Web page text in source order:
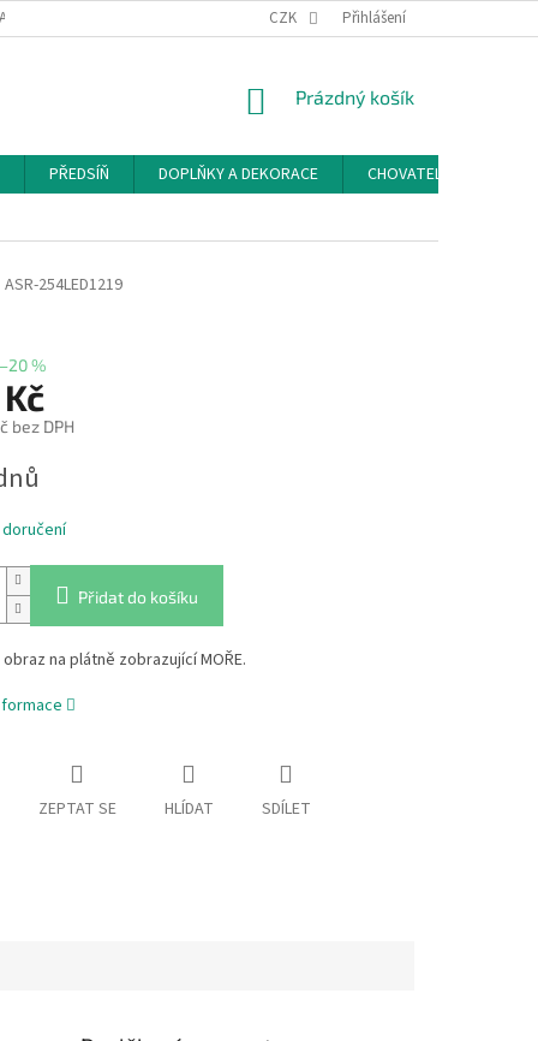
A ODSTOUPENÍ OD SMLOUVY PODMÍNKY OCHRANY OSOBNÍCH ÚDAJŮ
CZK Přihlášení
NÁKUPNÍ
Prázdný košík
PŘEDSÍŇ DOPLŇKY A DEKORACE CHOVATELSKÉ
ASR-254LED1219
%
bez DPH
Přidat do košíku
na plátně zobrazující MOŘE.
ZEPTAT SE HLÍDAT SDÍLET